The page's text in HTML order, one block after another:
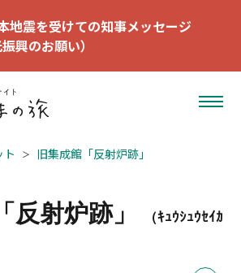
地震を受けての知事メッセージ
興のお願い）
旧集成館「反射炉跡」
反射炉跡」 （ｷｭｳｼｭｳｾｲｶ